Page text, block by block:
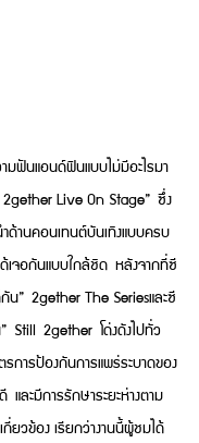
ฟันแอนด์ฟินแบบไม่มีอะไรมา
Live On Stage” ซึ่ง
ด้านคอนเทนต์บันเทิงแบบครบ
เจอกันแบบใกล้ชิด หลังจากที่ซี
น” 2gether The Seriesและซี
Still 2gether โด่งดังไปทั่ว
รการป้องกันการแพร่ระบาดของ
และมีการรักษาระยะห่างตาม
ยวข้อง เรียกว่างานนี้ผู้ชมได้